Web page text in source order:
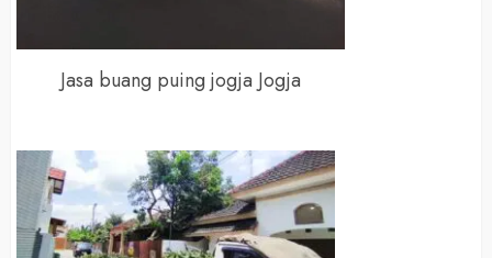
Jasa buang puing jogja Jogja